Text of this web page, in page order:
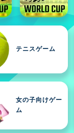
テニスゲーム
女の子向けゲー
ム